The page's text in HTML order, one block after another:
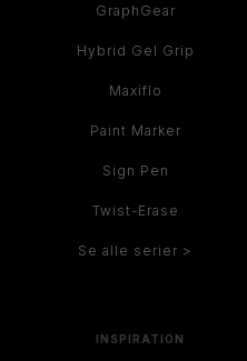
GraphGear
Hybrid Gel Grip
Maxiflo
Paint Marker
Sign Pen
Twist-Erase
Se alle serier >
INSPIRATION